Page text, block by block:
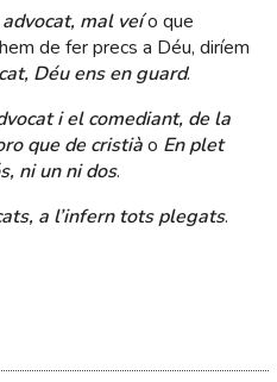
mal veío que
de fer precs a Déu, diríem
Déu ens en guard.
i el comediant, de la
que de cristiào En plet
ni un ni dos.
a l’infern tots plegats.